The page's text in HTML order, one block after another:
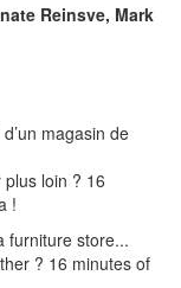
Reinsve, Mark
magasin de
loin ? 16
!
furniture store...
? 16 minutes of